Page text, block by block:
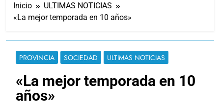
Inicio
ULTIMAS NOTICIAS
«La mejor temporada en 10 años»
PROVINCIA SOCIEDAD ULTIMAS NOTICIAS
«La mejor temporada en 10
años»